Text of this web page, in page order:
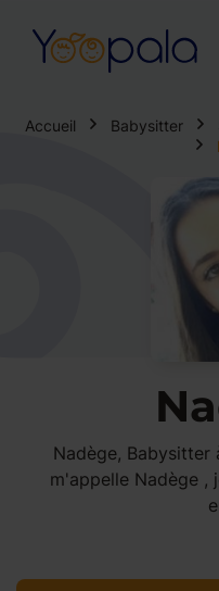
Accueil Babysitter
Nadège, Babysitter
m'appelle Nadège ,